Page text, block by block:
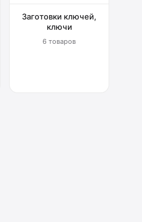
Заготовки ключей,
ключи
6 товаров